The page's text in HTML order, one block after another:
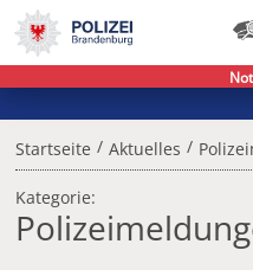
Startseite / Aktuelles /
Kategorie: